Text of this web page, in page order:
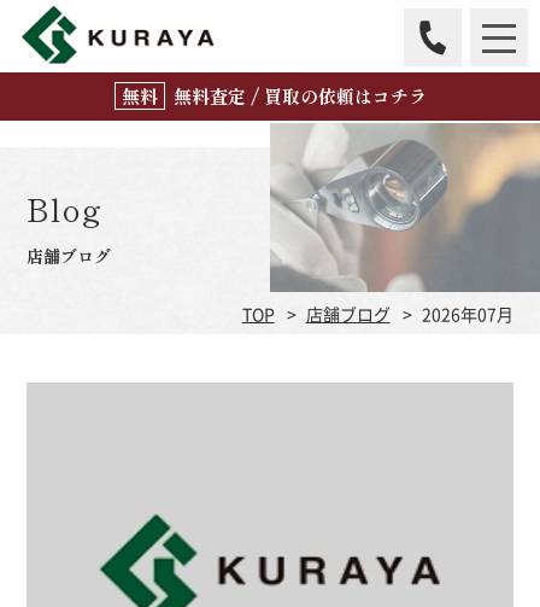
無料査定 / 買取の依頼はコチラ
Blog
店舗ブログ
TOP 店舗ブログ 2026年07月